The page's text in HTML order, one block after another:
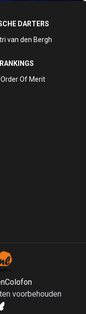
DARTERS
van den Bergh
Order Of Merit
Colofon
voorbehouden